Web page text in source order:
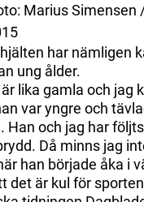
Marius Simensen
har nämligen
ung ålder.
lika gamla och jag
var yngre och
Han och jag har
Då minns jag
han började åka i
det är kul för